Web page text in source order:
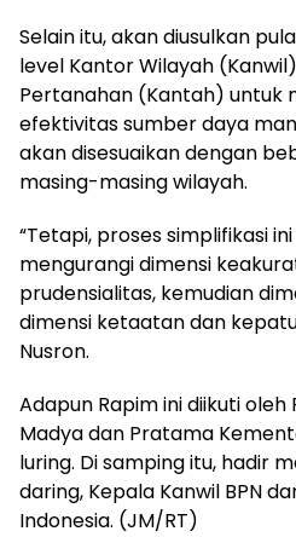
Selain itu, akan diusulkan
level Kantor Wilayah
Pertanahan (Kantah) untuk
efektivitas sumber daya
akan disesuaikan dengan
masing-masing wilayah.
“Tetapi, proses simplifikasi
mengurangi dimensi
prudensialitas, kemudian
dimensi ketaatan dan
Nusron.
Adapun Rapim ini diikuti
Madya dan Pratama
luring. Di samping itu, hadir
daring, Kepala Kanwil BPN
Indonesia. (JM/RT)